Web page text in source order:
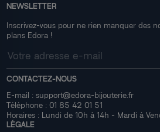
NEWSLETTER
Inscrivez-vous pour ne rien manquer des
plans Edora !
CONTACTEZ-NOUS
E-mail : support@edora-bijouterie.fr
Téléphone : 01 85 42 01 51
Horaires : Lundi de 10h à 14h - Mardi à
LÉGALE